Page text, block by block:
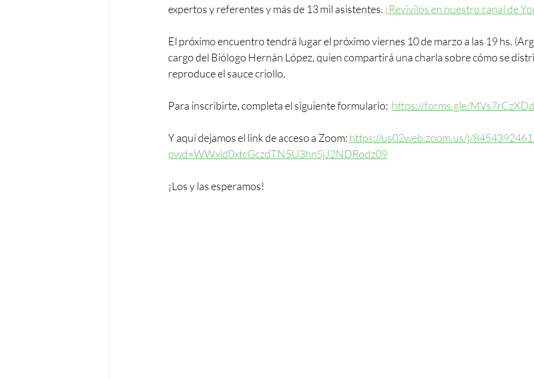
expertos y referentes y más de 13 mil asistentes. ¡Revivilos en nuestro canal de
El próximo encuentro tendrá lugar el próximo viernes 10 de marzo a las 19 hs.
cargo del Biólogo Hernán López, quien compartirá una charla sobre cómo se
reproduce el sauce criollo.
Para inscribirte, completa el siguiente formulario: https://forms.gle/
Y aquí dejamos el link de acceso a Zoom: https://us02web.zoom.us/j/
pwd=WWxld0xtcGczdTN5U3hnSjJ2NDRodz09
¡Los y las esperamos!